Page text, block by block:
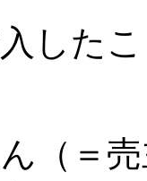
した
（＝